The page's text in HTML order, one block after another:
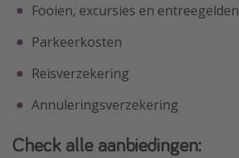
Fooien, excursies en entreegelden
Parkeerkosten
Reisverzekering
Annuleringsverzekering
Check alle aanbiedingen: